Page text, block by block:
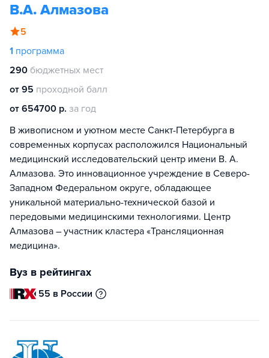
В.А. Алмазова
5
1 программа
290 бюджетных мест
от 95 проходной балл
от 654700 р. за год
В живописном и уютном месте Санкт-Петербурга в
современных корпусах расположился Национальный
медицинский исследовательский центр имени В. А.
Алмазова. Это инновационное учреждение в Северо-
Западном Федеральном округе, обладающее
уникальной материально-технической базой и
передовыми медицинскими технологиями. Центр
Алмазова – участник кластера «Трансляционная
медицина».
Вуз в рейтингах
55 в России